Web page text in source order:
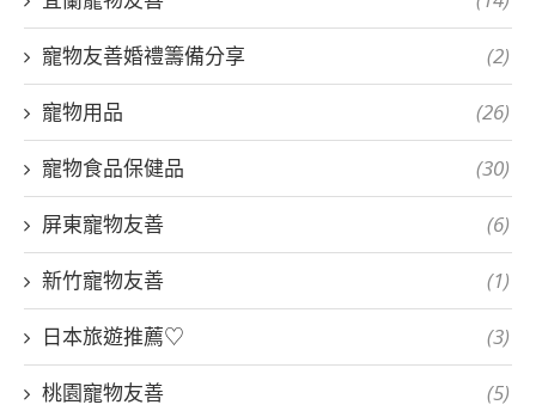
寵物友善婚禮籌備分享 (2)
寵物用品 (26)
寵物食品保健品 (30)
屏東寵物友善 (6)
新竹寵物友善 (1)
日本旅遊推薦♡ (3)
桃園寵物友善 (5)